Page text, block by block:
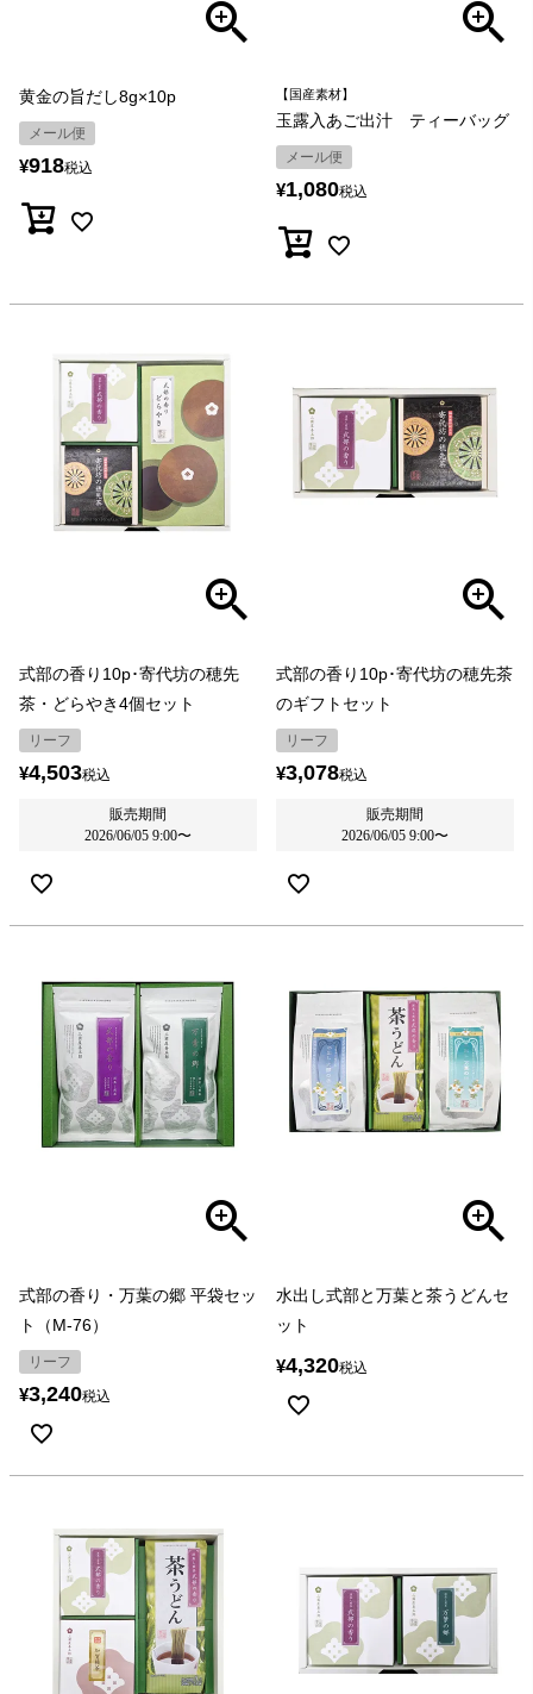
黄金の旨だし8g×10p
メール便
¥918税込
【国産素材】
玉露入あご出汁 ティーバッグ
メール便
¥1,080税込
式部の香り10p･寄代坊の穂先
茶・どらやき4個セット
リーフ
¥4,503税込
販売期間
2026/06/05 9:00〜
式部の香り10p･寄代坊の穂先茶
のギフトセット
リーフ
¥3,078税込
販売期間
2026/06/05 9:00〜
式部の香り・万葉の郷 平袋セッ
ト（M-76）
リーフ
¥3,240税込
水出し式部と万葉と茶うどんセ
ット
¥4,320税込